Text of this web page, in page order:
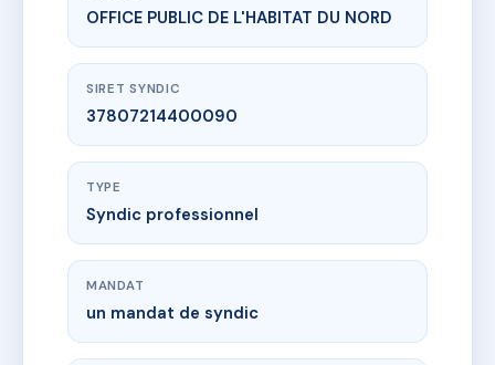
OFFICE PUBLIC DE L'HABITAT DU NORD
SIRET SYNDIC
37807214400090
TYPE
Syndic professionnel
MANDAT
un mandat de syndic